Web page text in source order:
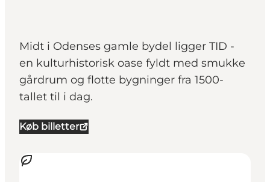
Midt i Odenses gamle bydel ligger TID -
en kulturhistorisk oase fyldt med smukke
gårdrum og flotte bygninger fra 1500-
tallet til i dag.
Køb billetter